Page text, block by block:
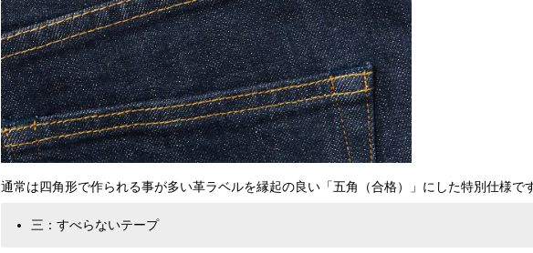
通常は四角形で作られる事が多い革ラベルを縁起の良い「五角（合格）」にした特別仕様で
三：すべらないテープ